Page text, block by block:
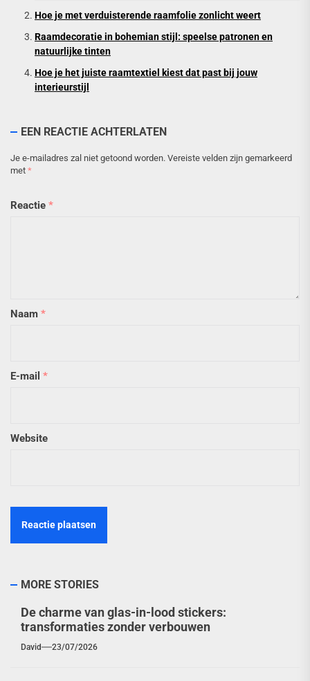
Hoe je met verduisterende raamfolie zonlicht weert
Raamdecoratie in bohemian stijl: speelse patronen en
natuurlijke tinten
Hoe je het juiste raamtextiel kiest dat past bij jouw
interieurstijl
EEN REACTIE ACHTERLATEN
Je e-mailadres zal niet getoond worden. Vereiste velden zijn gemarkeerd
met *
Reactie *
Naam *
E-mail *
Website
MORE STORIES
De charme van glas-in-lood stickers:
transformaties zonder verbouwen
David 23/07/2026